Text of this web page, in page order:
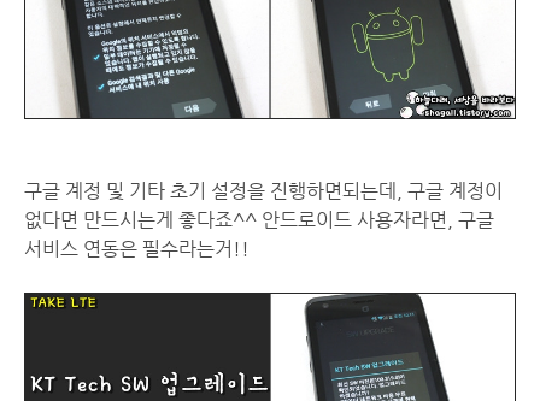
구글 계정 및 기타 초기 설정을 진행하면되는데, 구글 계정이
없다면 만드시는게 좋다죠^^ 안드로이드 사용자라면, 구글
서비스 연동은 필수라는거!!